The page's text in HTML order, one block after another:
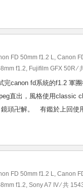
FD 50mm f1.2 L, Canon
f1.2, Fujifilm GFX 50R⁄
完canon fd系統的f1.2 軍
直出，風格使用classic
頭卍解。 有鑑於上回使
FD 50mm f1.2 L, Canon
f1.2, Sony A7 IV⁄ 共